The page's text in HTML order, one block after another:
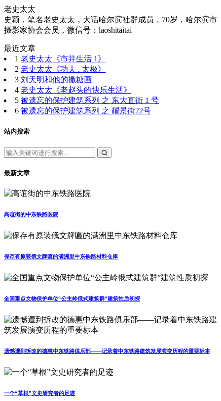
老史太太
史颖，笔名老史太太，大话哈尔滨社群成员，70岁，哈尔滨市
摄影家协会会员，微信号：laoshitaitai
最近文章
1 老史太太《市井生活 1》
2 老史太太《功夫 . 太极》
3 刘天明和他的撒糖画
4 老史太太《老赵头的快乐生活》
5 被遗忘的保护建筑系列 之 东大直街 1 号
6 被遗忘的保护建筑系列 之 耀景街22号
站内搜索
最新文章
高谊街的中东铁路医院
保存有原装俄文牌匾的满洲里中东铁路材料仓库
全国重点文物保护单位“公主岭俄式建筑群”建筑性质初探
遗憾遭到拆改的德惠中东铁路俱乐部——记录着中东铁路建筑发展演变历程的重要标本
一个“草根”文史研究者的足迹